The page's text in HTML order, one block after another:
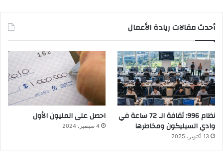
أحدث مقالات ريادة الأعمال
نظام 996: ثقافة الـ 72 ساعة في
وادي السيليكون ومخاطرها
13 أكتوبر، 2025
احصل على المليون الأول
4 سبتمبر، 2024